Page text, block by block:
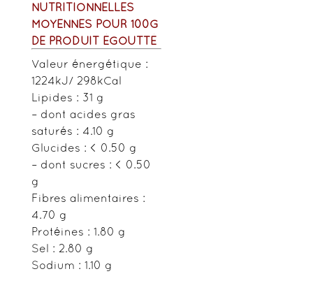
NUTRITIONNELLES
MOYENNES POUR 100G
DE PRODUIT ÉGOUTTÉ
Valeur énergétique :
1224kJ/ 298kCal
Lipides : 31 g
– dont acides gras
saturés : 4.10 g
Glucides : < 0.50 g
– dont sucres : < 0.50
g
Fibres alimentaires :
4.70 g
Protéines : 1.80 g
Sel : 2.80 g
Sodium : 1.10 g